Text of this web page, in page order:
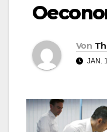
Von
JAN.